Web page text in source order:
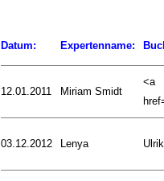
Datum: Expertenname:
12.01.2011 Miriam Smidt
<a
03.12.2012 Lenya